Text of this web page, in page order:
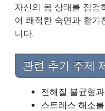
자신의 몸 상태를 점검
어 쾌적한 숙면과 활기
니다.
관련 추가 주제
전해질 불균형
스트레스 해소